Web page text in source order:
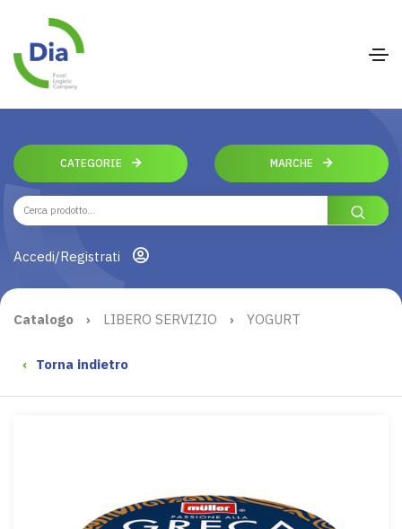
CATEGORIE MARCHE
Accedi/Registrati
Catalogo › LIBERO SERVIZIO › YOGURT
‹ Torna indietro